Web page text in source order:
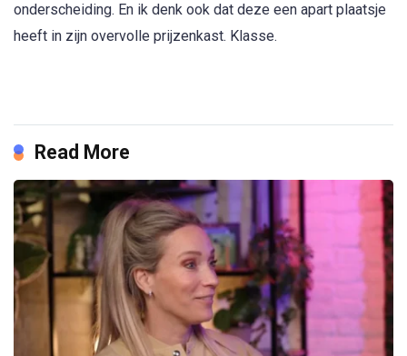
onderscheiding. En ik denk ook dat deze een apart plaatsje
heeft in zijn overvolle prijzenkast. Klasse.
Read More